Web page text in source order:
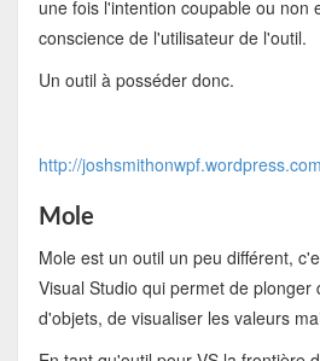
une fois l'intention coupable ou non
conscience de l'utilisateur de l'outil.
Un outil à posséder donc.
http://
Mole
Mole est un outil un peu différent,
Visual Studio qui permet de plonger
d'objets, de visualiser les valeurs